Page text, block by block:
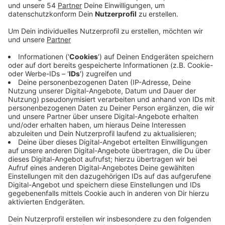
Deshalb fordert der Städtetag NRW, dass die
Landesregierung die lange bestehenden offenen
Baustellen endlich angehe. Auch die Stadt
Mönchengladbach gehört zu den Kritikern. Die Städte,
Kreise und Gemeinden müssten ihre Aufgaben ohne
Ballast angehen können, heißt es. Dabei gehe es vor
allem auch um Handlungs- und Gestaltungspielräume:
Klimaanpassung, Digitalisierung, Bildung, Jugendhilfe,
wachsende Sozialausgaben- all das müsse finanziert
werden, so die Städte und Kommunen. Aber es müsse
auch eine Lösung für die Altschuldenfrage her: der
Start einer Landeslösung für die kommunalen
Altschulden wurde, auch nach Kritik der Kommunen,
von der Landesregierung auf nächstes Jahr
verschoben. Bislang wurde die gewonnene Zeit aber
nicht genutzt, um die vorliegenden Ansätze sinnvoll